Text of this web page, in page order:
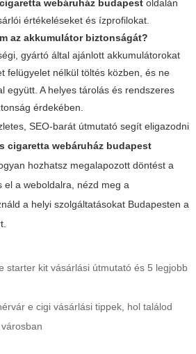
webáruház budapest oldalán
értékeléseket és ízprofilokat.
az akkumulátor biztonságát?
gyártó által ajánlott akkumulátorokat
felügyelet nélkül töltés közben, és ne
együtt. A helyes tárolás és rendszeres
érdekében.
SEO-barát útmutató segít eligazodni
cigaretta webáruház budapest
hozhatsz megalapozott döntést a
el a weboldalra, nézd meg a
a helyi szolgáltatásokat Budapesten a
starter kit vásárlási útmutató és 5 legjobb
e cigi vásárlási tippek, hol találod